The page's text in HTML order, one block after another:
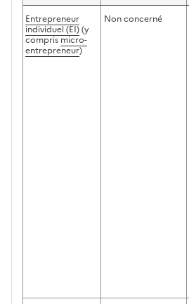
Entrepreneur
individuel (EI)(y
comprismicro-
entrepreneur)
Non concerné